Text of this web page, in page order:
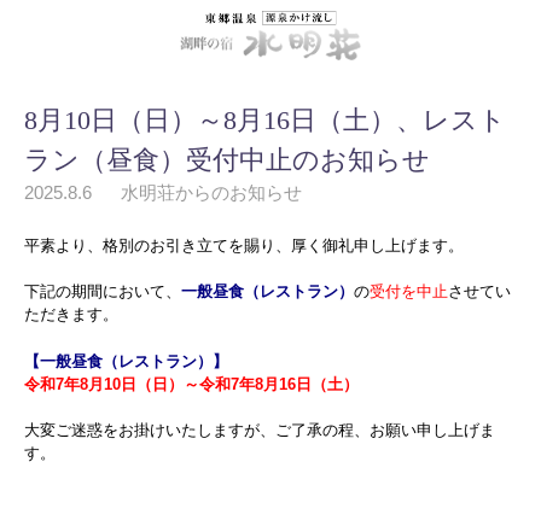
8月10日（日）～8月16日（土）、レスト
ラン（昼食）受付中止のお知らせ
2025.8.6 水明荘からのお知らせ
平素より、格別のお引き立てを賜り、厚く御礼申し上げます。
下記の期間において、 一般昼食（レストラン） の受付を中止させてい
ただきます。
【一般昼食（レストラン）】
令和7年8月10日（日）～令和7年8月16日（土）
大変ご迷惑をお掛けいたしますが、ご了承の程、お願い申し上げま
す。